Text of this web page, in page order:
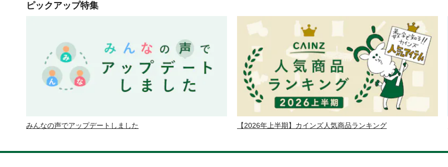
ピックアップ特集
みんなの声でアップデートしました 【2026年上半期】カインズ人気商品ランキング